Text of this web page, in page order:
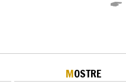
MOSTRE